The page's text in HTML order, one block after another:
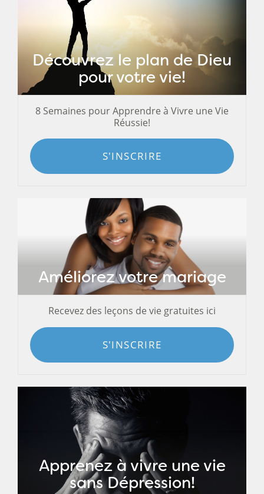
Découvrez le plan de Dieu
pour votre vie!
8 Semaines pour Apprendre à Vivre une Vie
Réussie!
S'INSCRIRE
Améliorez votre mariage
Recevez des leçons de vie gratuites ici
S'INSCRIRE
Apprenez à vivre une vie
sans Dépression!